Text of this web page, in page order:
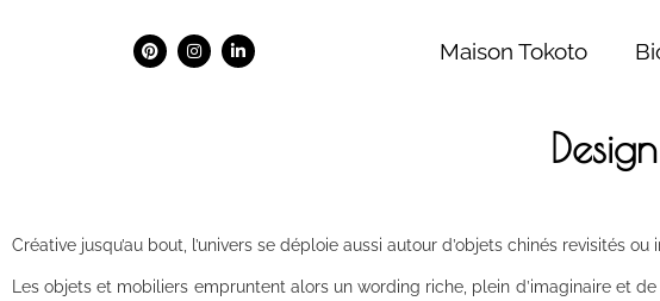
Maison Tokoto
Créative jusqu’au bout, l’univers se déploie aussi autour d’objets chinés revisités
Les objets et mobiliers empruntent alors un wording riche, plein d’imaginaire et